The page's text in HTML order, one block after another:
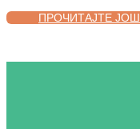
ПРОЧИТАЈТЕ ЈОШ